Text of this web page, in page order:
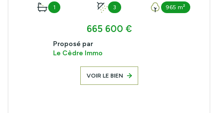
1 3 965 m²
665 600 €
Proposé par
Le Cèdre Immo
VOIR LE BIEN